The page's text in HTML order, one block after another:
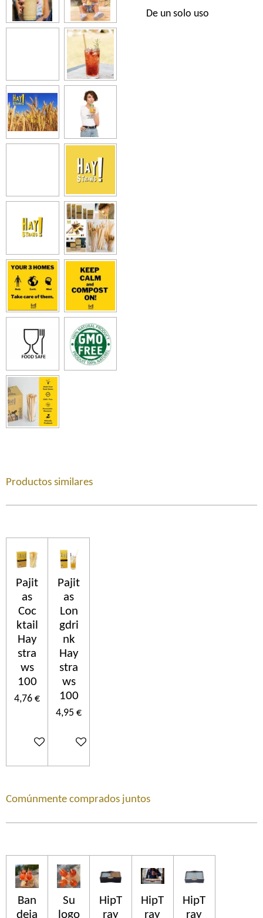
De un solo uso
Productos similares
Pajit
as
Coc
ktail
Hay
stra
ws
100
4,76 €
In den Warenkorb
Pajit
as
Lon
gdri
nk
Hay
stra
ws
100
4,95 €
In den Warenkorb
Comúnmente comprados juntos
Ban
deja
Su
logo
HipT
ray
HipT
ray
HipT
ray